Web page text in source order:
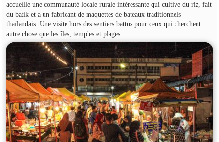
accueille une communauté locale rurale intéressante qui cultive du riz, fait
du batik et a un fabricant de maquettes de bateaux traditionnels
thaïlandais. Une visite hors des sentiers battus pour ceux qui cherchent
autre chose que les îles, temples et plages.